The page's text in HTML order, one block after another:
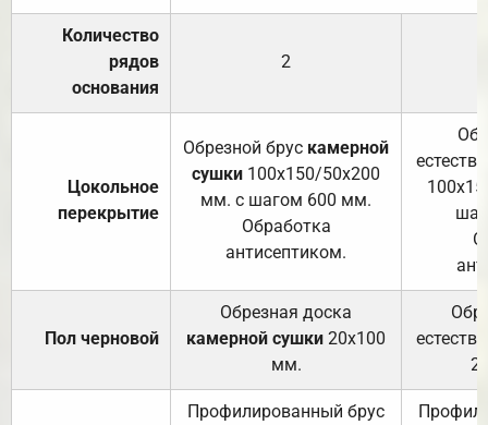
Количество
рядов
основания
2
Цокольное
перекрытие
Обрезной брус камерной
сушки 100х150/50х200
мм. с шагом 600 мм.
Обработка
антисептиком.
Пол черновой
Обрезная доска
камерной сушки 20х100
мм.
Профилированный брус